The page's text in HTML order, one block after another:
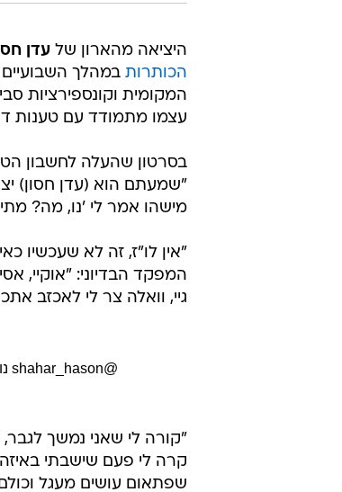
היציאה מהארון של עדן
הכותרות במהלך
המקומית וקונספירציות
עצמו מתמודד עם טענות
בסרטון שהעלה לחשבון
"שמעתם הוא (עדן חסון)
מישהו אמר לי 'נו, מה?
"אין לו"ז, זה לא שעכשיו
המפקד הבדיוני: "אוקיי,
גיי, וואלה צר לי לאכזב
@shahar_hason
"קורה לי שאני נמשך
קרה לי פעם שישבתי
שפתאום עושים מעגל